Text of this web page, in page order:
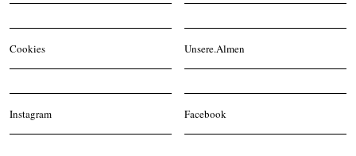
Cookies Unsere.Almen
Instagram Facebook